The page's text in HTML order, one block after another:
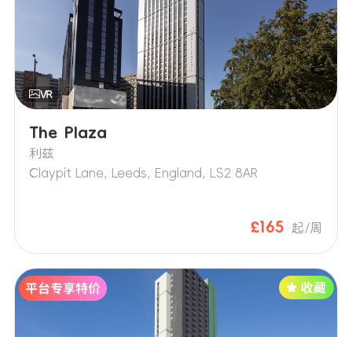
The Plaza
利兹
Claypit Lane, Leeds, England, LS2 8AR
£165 起/周